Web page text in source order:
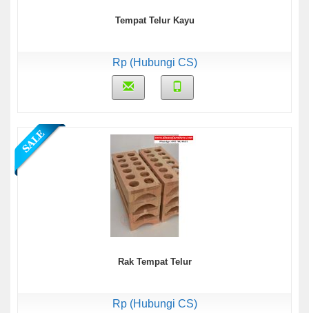
Tempat Telur Kayu
Rp (Hubungi CS)
Rak Tempat Telur
Rp (Hubungi CS)